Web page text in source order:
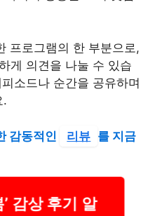
프로그램의 한 부분으로,
게 의견을 나눌 수 있습
소드나 순간을 공유하며
.
감동적인 리뷰 를 지금
감상 후기 알